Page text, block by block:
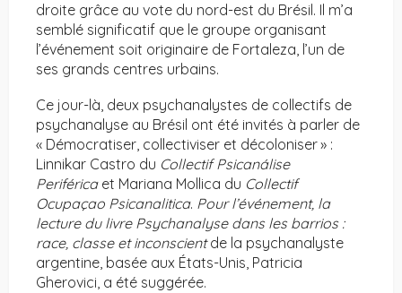
droite grâce au vote du nord-est du Brésil. Il m’a
semblé significatif que le groupe organisant
l’événement soit originaire de Fortaleza, l’un de
ses grands centres urbains.
Ce jour-là, deux psychanalystes de collectifs de
psychanalyse au Brésil ont été invités à parler de
« Démocratiser, collectiviser et décoloniser » :
Linnikar Castro du Collectif Psicanálise
Periféricaet Mariana Mollica du Collectif
Ocupaçao Psicanalitica. Pour l’événement, la
lecture du livre Psychanalyse dans les barrios :
race, classe et inconscientde la psychanalyste
argentine, basée aux États-Unis, Patricia
Gherovici, a été suggérée.